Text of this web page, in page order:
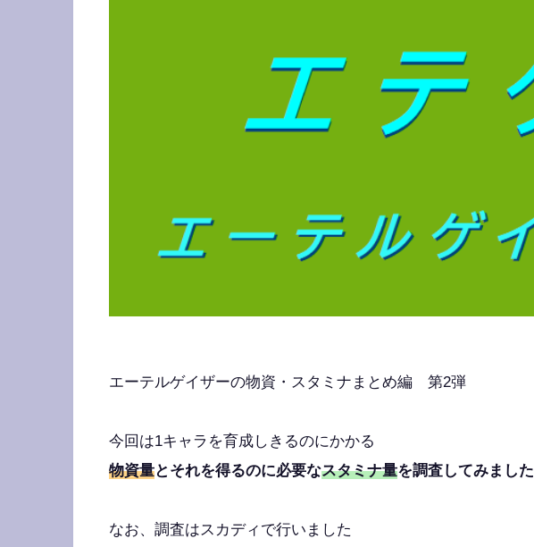
エーテルゲイザーの物資・スタミナまとめ編 第2弾
今回は1キャラを育成しきるのにかかる
物資量とそれを得るのに必要なスタミナ量を調査してみました
なお、調査はスカディで行いました